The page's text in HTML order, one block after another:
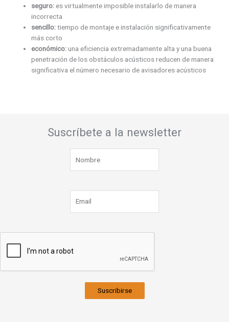
seguro: es virtualmente imposible instalarlo de manera
incorrecta
sencillo:tiempo de montaje e instalación significativamente
más corto
económico:una eficiencia extremadamente alta y una buena
penetración de los obstáculos acústicos reducen de manera
significativa el número necesario de avisadores acústicos
Suscríbete a la newsletter
Suscribirse